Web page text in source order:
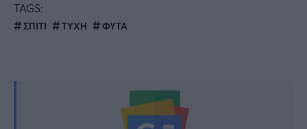
TAGS:
ΣΠΙΤΙ ΤΥΧΗ ΦΥΤΑ